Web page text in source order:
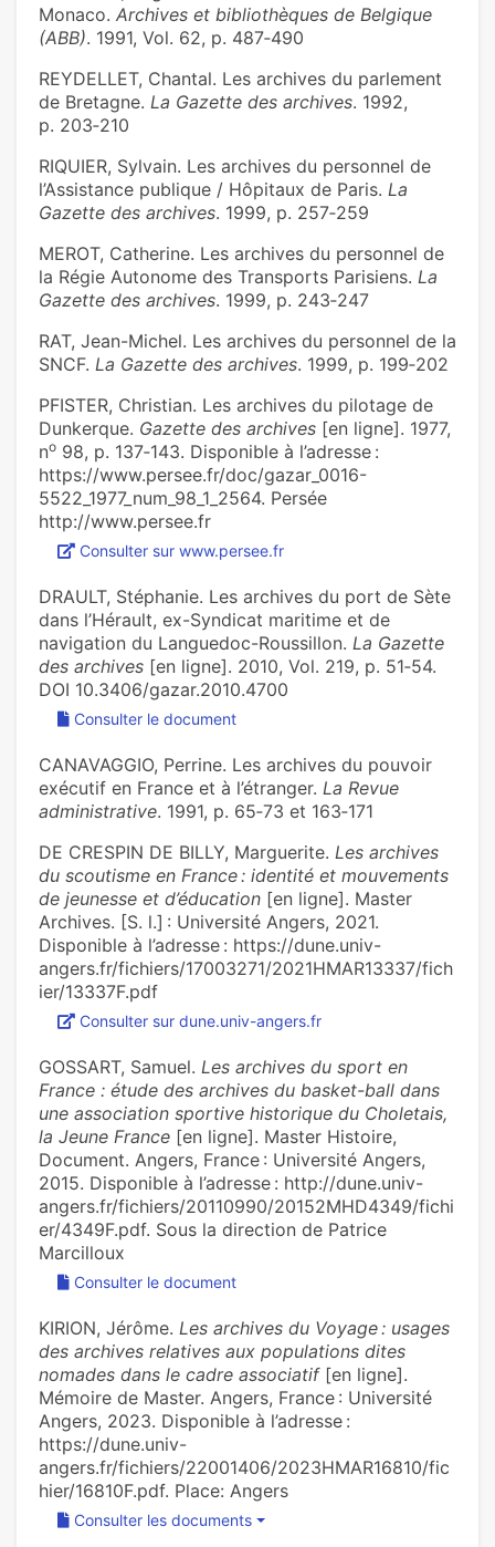
Monaco. Archives et bibliothèques de Belgique
(ABB). 1991, Vol. 62, p. 487‑490
REYDELLET, Chantal. Les archives du parlement
de Bretagne. La Gazette des archives. 1992,
p. 203‑210
RIQUIER, Sylvain. Les archives du personnel de
l’Assistance publique / Hôpitaux de Paris. La
Gazette des archives. 1999, p. 257‑259
MEROT, Catherine. Les archives du personnel de
la Régie Autonome des Transports Parisiens. La
Gazette des archives. 1999, p. 243‑247
RAT, Jean-Michel. Les archives du personnel de la
SNCF. La Gazette des archives. 1999, p. 199‑202
PFISTER, Christian. Les archives du pilotage de
Dunkerque. Gazette des archives [en ligne]. 1977,
no 98, p. 137‑143. Disponible à l’adresse :
https://www.persee.fr/doc/gazar_0016-
5522_1977_num_98_1_2564. Persée
http://www.persee.fr
Consulter sur www.persee.fr
DRAULT, Stéphanie. Les archives du port de Sète
dans l’Hérault, ex-Syndicat maritime et de
navigation du Languedoc-Roussillon. La Gazette
des archives [en ligne]. 2010, Vol. 219, p. 51‑54.
DOI 10.3406/gazar.2010.4700
Consulter le document
CANAVAGGIO, Perrine. Les archives du pouvoir
exécutif en France et à l’étranger. La Revue
administrative. 1991, p. 65‑73 et 163‑171
DE CRESPIN DE BILLY, Marguerite. Les archives
du scoutisme en France : identité et mouvements
de jeunesse et d’éducation [en ligne]. Master
Archives. [S. l.] : Université Angers, 2021.
Disponible à l’adresse : https://dune.univ-
angers.fr/fichiers/17003271/2021HMAR13337/fich
ier/13337F.pdf
Consulter sur dune.univ-angers.fr
GOSSART, Samuel. Les archives du sport en
France : étude des archives du basket-ball dans
une association sportive historique du Choletais,
la Jeune France [en ligne]. Master Histoire,
Document. Angers, France : Université Angers,
2015. Disponible à l’adresse : http://dune.univ-
angers.fr/fichiers/20110990/20152MHD4349/fichi
er/4349F.pdf. Sous la direction de Patrice
Marcilloux
Consulter le document
KIRION, Jérôme. Les archives du Voyage : usages
des archives relatives aux populations dites
nomades dans le cadre associatif[en ligne].
Mémoire de Master. Angers, France : Université
Angers, 2023. Disponible à l’adresse :
https://dune.univ-
angers.fr/fichiers/22001406/2023HMAR16810/fic
hier/16810F.pdf. Place: Angers
Consulter les documents